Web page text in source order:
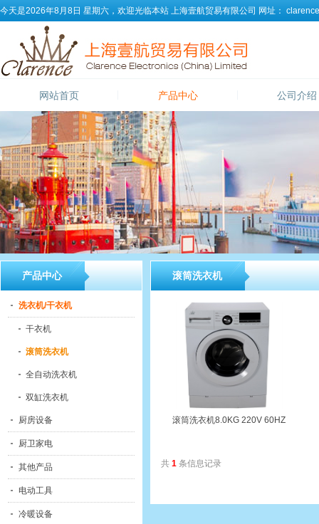
今天是2026年8月8日 星期六，欢迎光临本站 上海壹航贸易有限公司 网址：
网站首页 产品中心 公司介绍
产品中心
洗衣机/干衣机
干衣机
滚筒洗衣机
全自动洗衣机
双缸洗衣机
厨房设备
厨卫家电
其他产品
电动工具
冷暖设备
滚筒洗衣机
滚筒洗衣机8.0KG 220V 60HZ
共 1 条信息记录